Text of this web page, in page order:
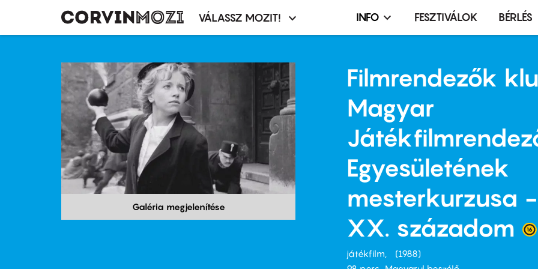
Moziválasztó
VÁLASSZ MOZIT!
Infó,
terembérlés
menü
INFO FESZTIVÁLOK BÉRLÉS
Galéria megjelenítése
Filmrendezők
Magyar
Egyesületének
mesterkurzusa
XX. századom
játékfilm
1988